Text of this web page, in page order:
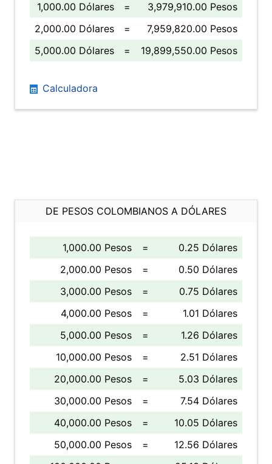
1,000.00 Dólares
=
3,979,910.00 Pesos
2,000.00 Dólares
=
7,959,820.00 Pesos
5,000.00 Dólares
= 19,899,550.00 Pesos
Calculadora
DE PESOS COLOMBIANOS A DÓLARES
1,000.00 Pesos =
0.25 Dólares
2,000.00 Pesos
=
0.50 Dólares
3,000.00 Pesos
=
0.75 Dólares
4,000.00 Pesos
=
1.01 Dólares
5,000.00 Pesos
=
1.26 Dólares
10,000.00 Pesos
=
2.51 Dólares
20,000.00 Pesos
=
5.03 Dólares
30,000.00 Pesos
=
7.54 Dólares
40,000.00 Pesos
=
10.05 Dólares
50,000.00 Pesos
=
12.56 Dólares